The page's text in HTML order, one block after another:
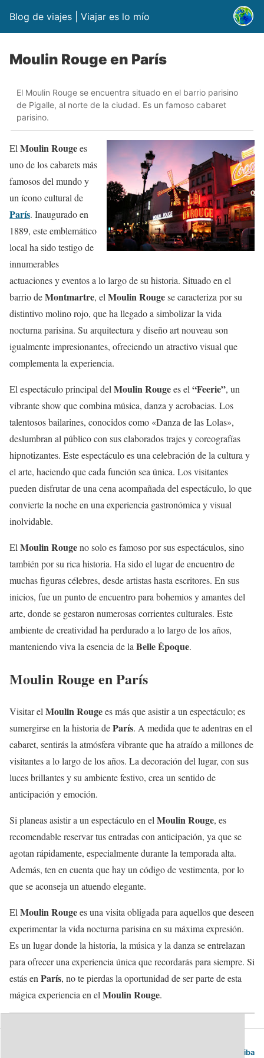
Blog de viajes | Viajar es lo mío
Moulin Rouge en París
El Moulin Rouge se encuentra situado en el barrio parisino
de Pigalle, al norte de la ciudad. Es un famoso cabaret
parisino.
El Moulin Rougees
uno de los cabarets más
famosos del mundo y
un ícono cultural de
París. Inaugurado en
1889, este emblemático
local ha sido testigo de
innumerables
actuaciones y eventos a lo largo de su historia. Situado en el
barrio deMontmartre, el Moulin Rougese caracteriza por su
distintivo molino rojo, que ha llegado a simbolizar la vida
nocturna parisina. Su arquitectura y diseño art nouveau son
igualmente impresionantes, ofreciendo un atractivo visual que
complementa la experiencia.
El espectáculo principal del Moulin Rougees el “Feerie”, un
vibrante show que combina música, danza y acrobacias. Los
talentosos bailarines, conocidos como «Danza de las Lolas»,
deslumbran al público con sus elaborados trajes y coreografías
hipnotizantes. Este espectáculo es una celebración de la cultura y
el arte, haciendo que cada función sea única. Los visitantes
pueden disfrutar de una cena acompañada del espectáculo, lo que
convierte la noche en una experiencia gastronómica y visual
inolvidable.
El Moulin Rougeno solo es famoso por sus espectáculos, sino
también por su rica historia. Ha sido el lugar de encuentro de
muchas figuras célebres, desde artistas hasta escritores. En sus
inicios, fue un punto de encuentro para bohemios y amantes del
arte, donde se gestaron numerosas corrientes culturales. Este
ambiente de creatividad ha perdurado a lo largo de los años,
manteniendo viva la esencia de la Belle Époque.
Moulin Rouge en París
Visitar el Moulin Rougees más que asistir a un espectáculo; es
sumergirse en la historia deParís. A medida que te adentras en el
cabaret, sentirás la atmósfera vibrante que ha atraído a millones de
visitantes a lo largo de los años. La decoración del lugar, con sus
luces brillantes y su ambiente festivo, crea un sentido de
anticipación y emoción.
Si planeas asistir a un espectáculo en el Moulin Rouge, es
recomendable reservar tus entradas con anticipación, ya que se
agotan rápidamente, especialmente durante la temporada alta.
Además, ten en cuenta que hay un código de vestimenta, por lo
que se aconseja un atuendo elegante.
El Moulin Rougees una visita obligada para aquellos que deseen
experimentar la vida nocturna parisina en su máxima expresión.
Es un lugar donde la historia, la música y la danza se entrelazan
para ofrecer una experiencia única que recordarás para siempre. Si
estás en París, no te pierdas la oportunidad de ser parte de esta
mágica experiencia en el Moulin Rouge.
Volver arriba